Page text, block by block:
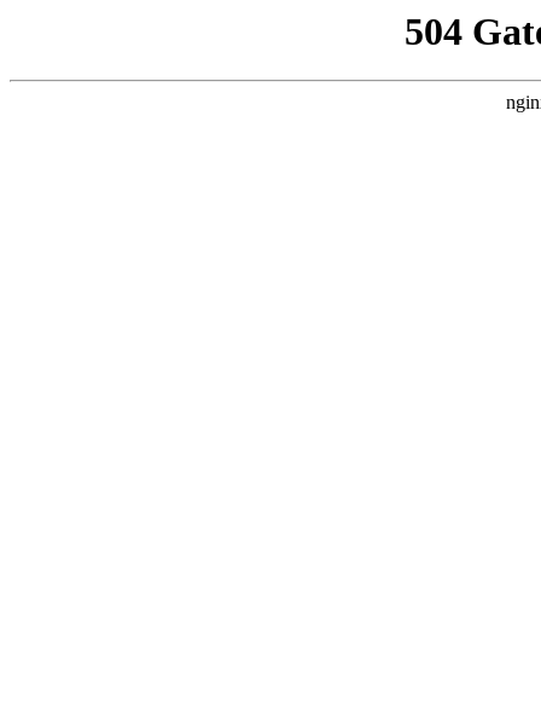
504